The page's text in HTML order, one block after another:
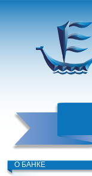
О БАНКЕ